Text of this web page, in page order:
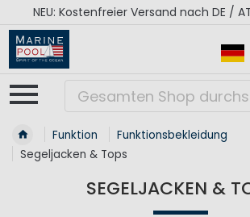
RÉGATES ROYALES Kollektion
Funktion
Funktionsbekleidung
Segeljacken & Tops
SEGELJACKEN &